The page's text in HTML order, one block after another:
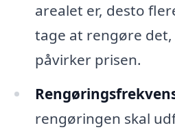
arealet er, desto
tage at rengøre
påvirker prisen.
rengøringen skal